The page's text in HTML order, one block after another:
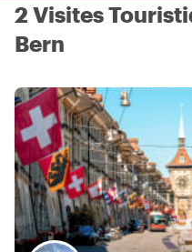
2 Visites
Bern